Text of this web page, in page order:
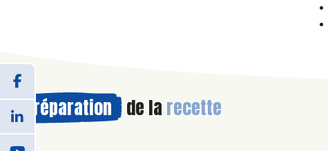
Préparation de la recette